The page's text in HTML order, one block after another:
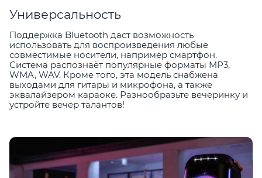
Универсальность
Поддержка Bluetooth даст возможность
использовать для воспроизведения любые
совместимые носители, например смартфон.
Система распознаёт популярные форматы MP3,
WMA, WAV. Кроме того, эта модель снабжена
выходами для гитары и микрофона, а также
эквалайзером караоке. Разнообразьте вечеринку и
устройте вечер талантов!